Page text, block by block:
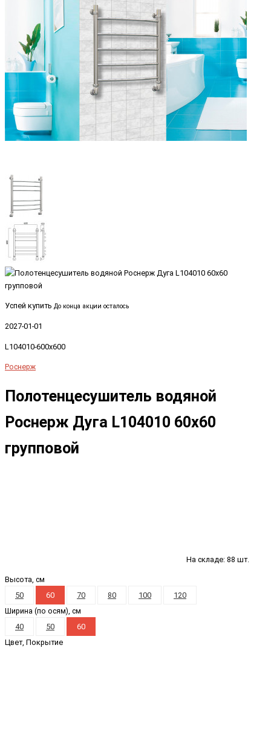
Успей купить До конца акции осталось
2027-01-01
L104010-600x600
Роснерж
Полотенцесушитель водяной
Роснерж Дуга L104010 60x60
групповой
На складе: 88 шт.
Высота, см
50
60 70 80 100
120
Ширина (по осям), см
40
50
60
Цвет, Покрытие